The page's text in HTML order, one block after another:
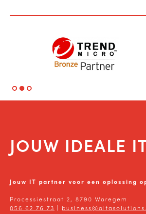
JOUW IDEALE
Jouw IT partner voor een oplossing
Processiestraat 2, 8790 Waregem
056 62 76 73 |